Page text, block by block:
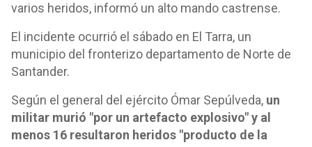
varios heridos, informó un alto mando castrense.
El incidente ocurrió el sábado en El Tarra, un
municipio del fronterizo departamento de Norte de
Santander.
Según el general del ejército Ómar Sepúlveda, un
militar murió "por un artefacto explosivo" y al
menos 16 resultaron heridos "producto de la